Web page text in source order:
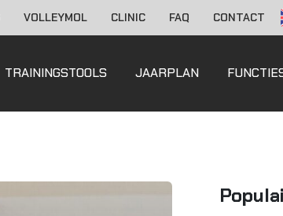
VOLLEYMOL CLINIC FAQ CONTACT
TRAININGSTOOLS JAARPLAN